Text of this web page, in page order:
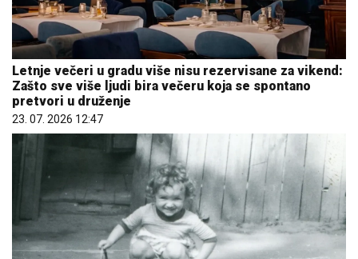
Letnje večeri u gradu više nisu rezervisane za vikend:
Zašto sve više ljudi bira večeru koja se spontano
pretvori u druženje
23. 07. 2026 12:47